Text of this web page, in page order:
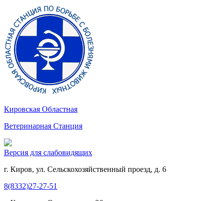
Кировская Областная
Ветеринарная Станция
Версия для слабовидящих
г. Киров, ул. Сельскохозяйственный проезд, д. 6
8(8332)27-27-51